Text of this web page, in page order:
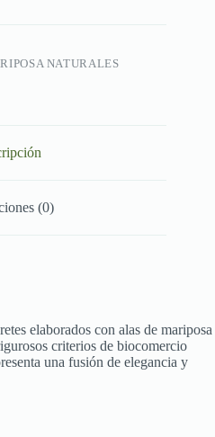
NATURALES
(0)
elaborados con alas de mariposa
criterios de biocomercio
una fusión de elegancia y